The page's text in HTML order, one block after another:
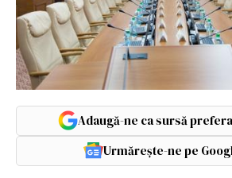
Adaugă-ne ca sursă
Urmărește-ne pe